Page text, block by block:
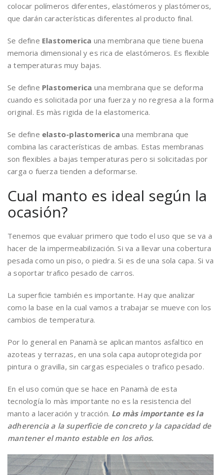
colocar polímeros diferentes, elastómeros y plastómeros,
que darán características diferentes al producto final.
Se define Elastomerica una membrana que tiene buena
memoria dimensional y es rica de elastómeros. Es flexible
a temperaturas muy bajas.
Se define Plastomerica una membrana que se deforma
cuando es solicitada por una fuerza y no regresa a la forma
original. Es màs rigida de la elastomerica.
Se define elasto-plastomericauna membrana que
combina las características de ambas. Estas membranas
son flexibles a bajas temperaturas pero si solicitadas por
carga o fuerza tienden a deformarse.
Cual manto es ideal según la
ocasión?
Tenemos que evaluar primero que todo el uso que se va a
hacer de la impermeabilización. Si va a llevar una cobertura
pesada como un piso, o piedra. Si es de una sola capa. Si va
a soportar trafico pesado de carros.
La superficie también es importante. Hay que analizar
como la base en la cual vamos a trabajar se mueve con los
cambios de temperatura.
Por lo general en Panamà se aplican mantos asfaltico en
azoteas y terrazas, en una sola capa autoprotegida por
pintura o gravilla, sin cargas especiales o trafico pesado.
En el uso común que se hace en Panamà de esta
tecnología lo màs importante no es la resistencia del
manto a laceración y tracción. Lo màs importante es la
adherencia a la superficie de concreto y la capacidad de
mantener el manto estable en los años.